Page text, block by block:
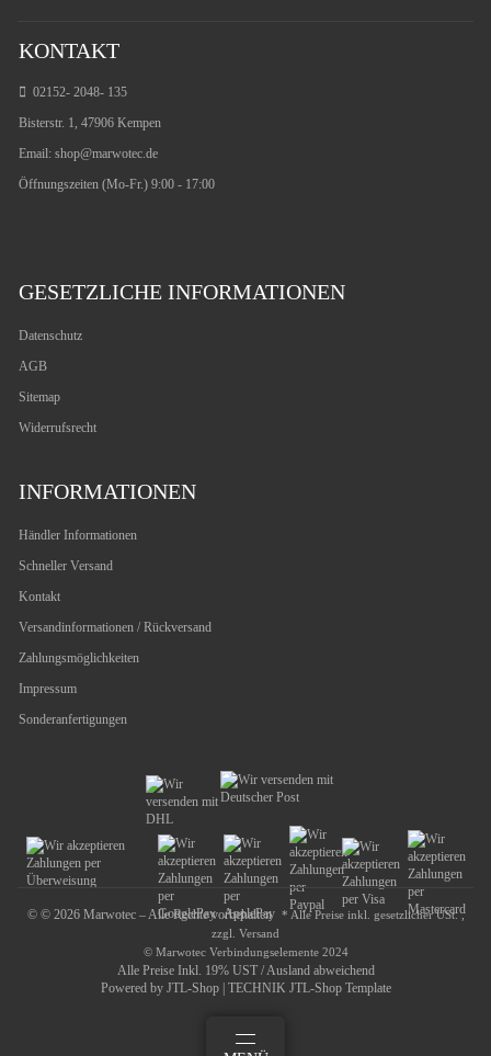
KONTAKT
02152- 2048- 135
Bisterstr. 1, 47906 Kempen
Email: shop@marwotec.de
Öffnungszeiten (Mo-Fr.) 9:00 - 17:00
GESETZLICHE INFORMATIONEN
Datenschutz
AGB
Sitemap
Widerrufsrecht
INFORMATIONEN
Händler Informationen
Schneller Versand
Kontakt
Versandinformationen / Rückversand
Zahlungsmöglichkeiten
Impressum
Sonderanfertigungen
© © 2026 Marwotec – Alle Rechte vorbehalten * Alle Preise inkl. gesetzlicher USt. ,
zzgl. Versand
© Marwotec Verbindungselemente 2024
Alle Preise Inkl. 19% UST / Ausland abweichend
Powered by JTL-Shop TECHNIK JTL-Shop Template